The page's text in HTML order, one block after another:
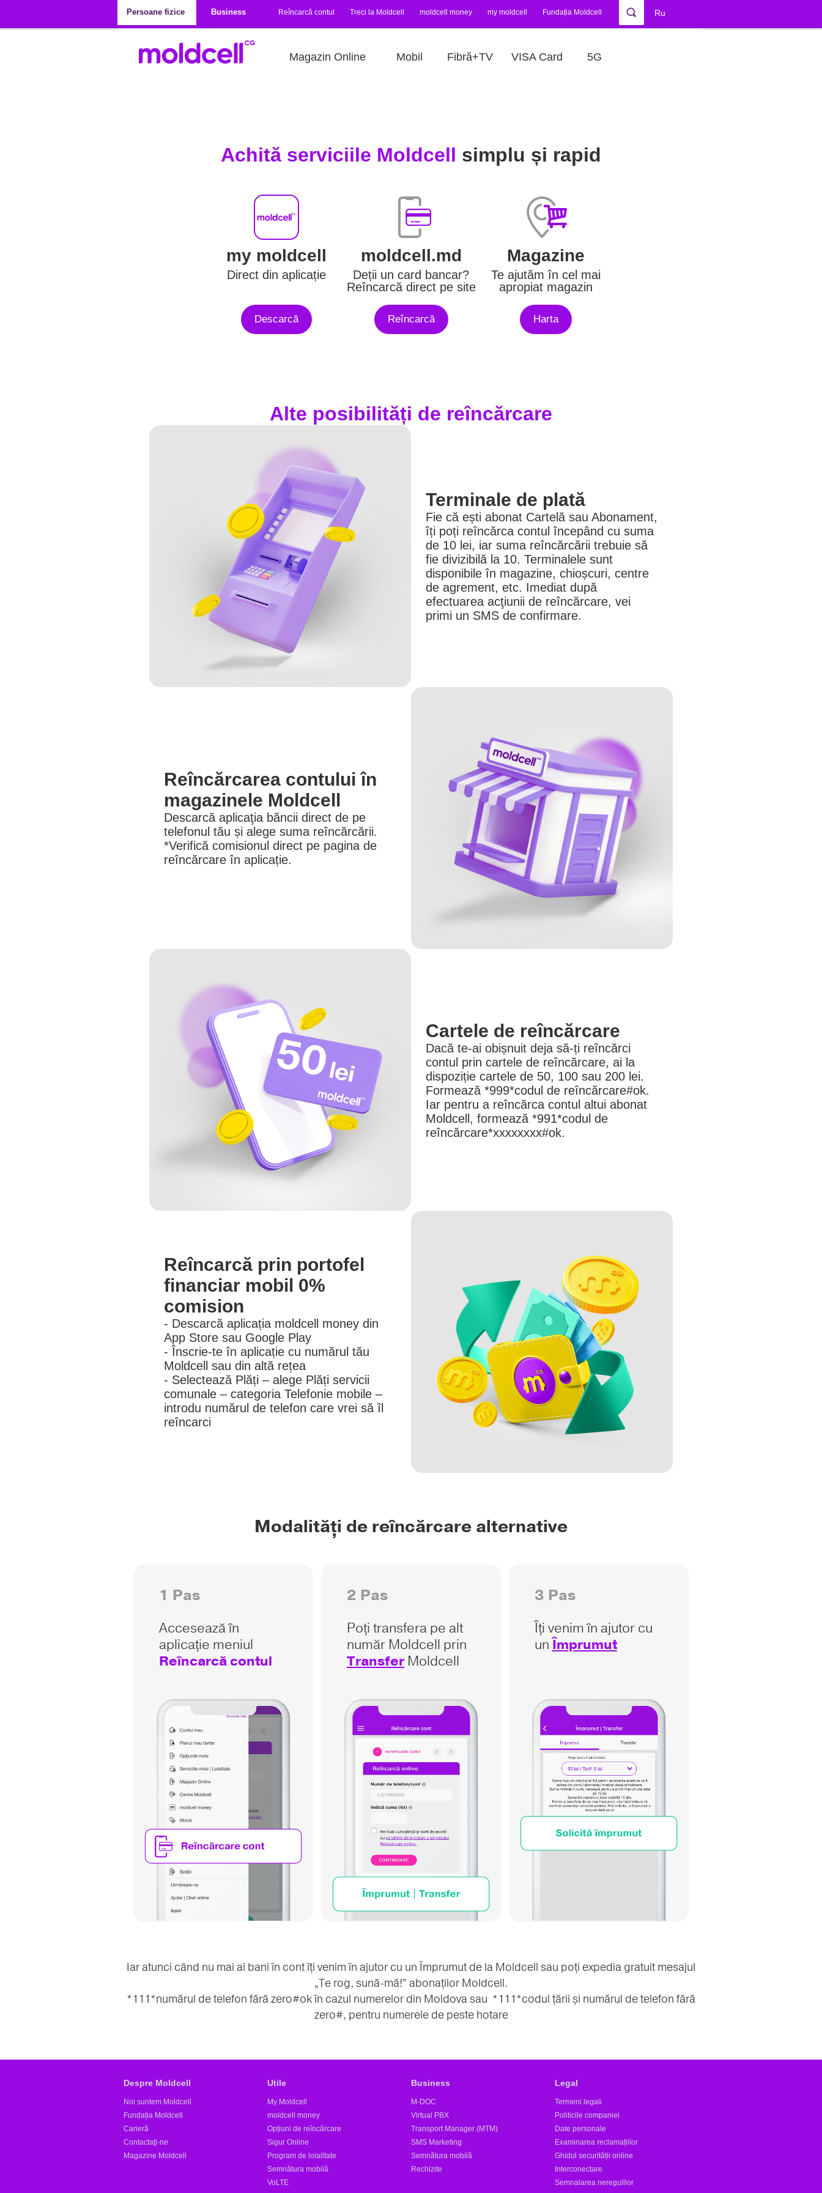
Persoane fizice
Business Reîncarcă contul Treci la Moldcell moldcell money my moldcell Fundația Moldcell Ru
Magazin Online Mobil Fibră+TV VISA Card 5G
Achită serviciile Moldcell simplu și rapid
my moldcell
Direct din aplicație
Descarcă
moldcell.md
Deții un card bancar?
Reîncarcă direct pe site
Reîncarcă
Magazine
Te ajutăm în cel mai
apropiat magazin
Harta
Alte posibilități de reîncărcare
Terminale de plată
Fie că ești abonat Cartelă sau Abonament,
îți poți reîncărca contul începând cu suma
de 10 lei, iar suma reîncărcării trebuie să
fie divizibilă la 10. Terminalele sunt
disponibile în magazine, chioșcuri, centre
de agrement, etc. Imediat după
efectuarea acţiunii de reîncărcare, vei
primi un SMS de confirmare.
Reîncărcarea contului în
magazinele Moldcell
Descarcă aplicaţia băncii direct de pe
telefonul tău și alege suma reîncărcării.
*Verifică comisionul direct pe pagina de
reîncărcare în aplicație.
Cartele de reîncărcare
Dacă te-ai obișnuit deja să-ți reîncărci
contul prin cartele de reîncărcare, ai la
dispoziție cartele de 50, 100 sau 200 lei.
Formează *999*codul de reîncărcare#ok.
Iar pentru a reîncărca contul altui abonat
Moldcell, formează *991*codul de
reîncărcare*xxxxxxxx#ok.
Reîncarcă prin portofel
financiar mobil 0%
comision
- Descarcă aplicația moldcell money din
App Store sau Google Play
- Înscrie-te în aplicație cu numărul tău
Moldcell sau din altă rețea
- Selectează Plăți – alege Plăți servicii
comunale – categoria Telefonie mobile –
introdu numărul de telefon care vrei să îl
reîncarci
Modalități de reîncărcare alternative
1 Pas
Accesează în
aplicație meniul
Reîncarcă contul
2 Pas
Poți transfera pe alt
număr Moldcell prin
Transfer Moldcell
3 Pas
Îți venim în ajutor cu
unÎmprumut
Iar atunci când nu mai ai bani în cont îți venim în ajutor cu un Împrumut de la Moldcell sau poți expedia gratuit mesajul
„Te rog, sună-mă!” abonaților Moldcell.
*111*numărul de telefon fără zero#ok în cazul numerelor din Moldova sau *111*codul țării și numărul de telefon fără
zero#, pentru numerele de peste hotare
Despre Moldcell
Noi suntem Moldcell
Fundația Moldcell
Carieră
Contactaţi-ne
Magazine Moldcell
Utile
My Moldcell
moldcell money
Opțiuni de reîncărcare
Sigur Online
Program de loialitate
Semnătura mobilă
VoLTE
Business
M-DOC
Virtual PBX
Transport Manager (MTM)
SMS Marketing
Semnătura mobilă
Rechizite
Legal
Termeni legali
Politicile companiei
Date personale
Examinarea reclamațiilor
Ghidul securității online
Interconectare
Semnalarea neregulilor